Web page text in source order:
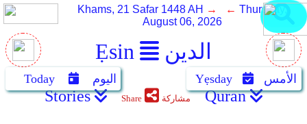
Ẹsin الدين
Khams, 21 Safar 1448 AH → ← Thursday,
August 06, 2026
Today اليوم Yẹsday الأمس
Stories Share مشاركة Quran